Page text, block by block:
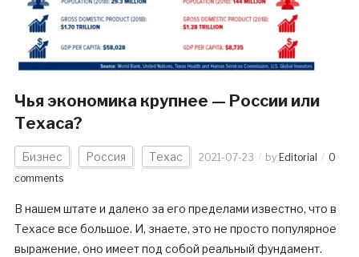
Чья экономика крупнее — России или
Техаса?
Бизнес Россия Техас 2021-07-23 by Editorial
0
comments
В нашем штате и далеко за его пределами известно, что в
Техасе все большое. И, знаете, это не просто популярное
выражение, оно имеет под собой реальный фундамент.